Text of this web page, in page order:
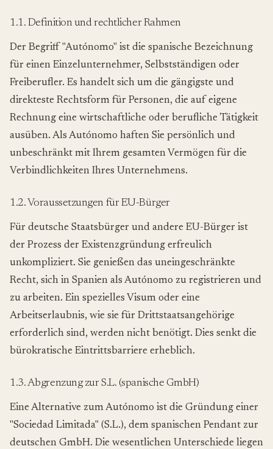
1.1. Definition und rechtlicher Rahmen
Der Begriff "Autónomo" ist die spanische Bezeichnung
für einen Einzelunternehmer, Selbstständigen oder
Freiberufler. Es handelt sich um die gängigste und
direkteste Rechtsform für Personen, die auf eigene
Rechnung eine wirtschaftliche oder berufliche Tätigkeit
ausüben. Als Autónomo haften Sie persönlich und
unbeschränkt mit Ihrem gesamten Vermögen für die
Verbindlichkeiten Ihres Unternehmens.
1.2. Voraussetzungen für EU-Bürger
Für deutsche Staatsbürger und andere EU-Bürger ist
der Prozess der Existenzgründung erfreulich
unkompliziert. Sie genießen das uneingeschränkte
Recht, sich in Spanien als Autónomo zu registrieren und
zu arbeiten. Ein spezielles Visum oder eine
Arbeitserlaubnis, wie sie für Drittstaatsangehörige
erforderlich sind, werden nicht benötigt. Dies senkt die
bürokratische Eintrittsbarriere erheblich.
1.3. Abgrenzung zur S.L. (spanische GmbH)
Eine Alternative zum Autónomo ist die Gründung einer
"Sociedad Limitada" (S.L.), dem spanischen Pendant zur
deutschen GmbH. Die wesentlichen Unterschiede liegen